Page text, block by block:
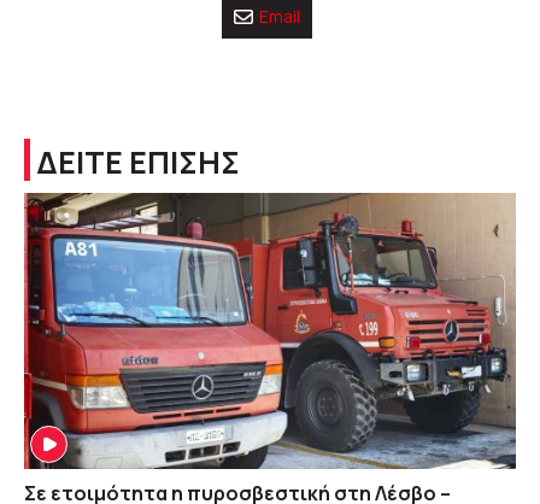
Email
ΔΕΙΤΕ ΕΠΙΣΗΣ
Σε ετοιμότητα η πυροσβεστική στη Λέσβο –